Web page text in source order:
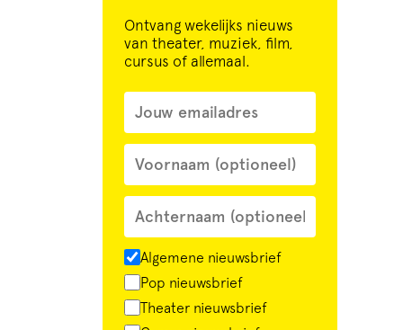
Ontvang wekelijks nieuws
van theater, muziek, film,
cursus of allemaal.
Algemene nieuwsbrief
Pop nieuwsbrief
Theater nieuwsbrief